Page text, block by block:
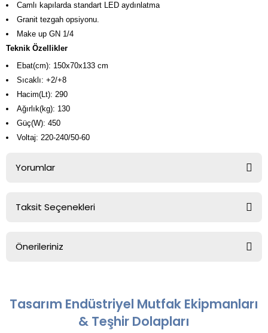
Camlı kapılarda standart LED aydınlatma
Granit tezgah opsiyonu.
Make up GN 1/4
Teknik Özellikler
Ebat(cm): 150x70x133 cm
Sıcaklı: +2/+8
Hacim(Lt): 290
Ağırlık(kg): 130
Güç(W): 450
Voltaj: 220-240/50-60
Yorumlar
Taksit Seçenekleri
Önerileriniz
kullanarak tarafımıza iletebilirsiniz.
Görüş ve önerileriniz için teşekkür ederiz.
Tasarım Endüstriyel Mutfak Ekipmanları
& Teşhir Dolapları